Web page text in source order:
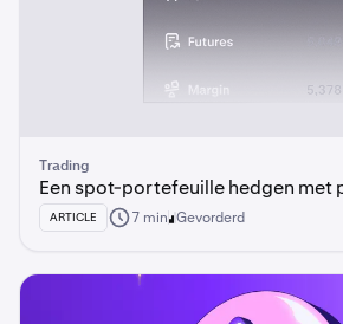
Trading
Een spot-portefeuille hedgen met
ARTICLE 7 min Gevorderd